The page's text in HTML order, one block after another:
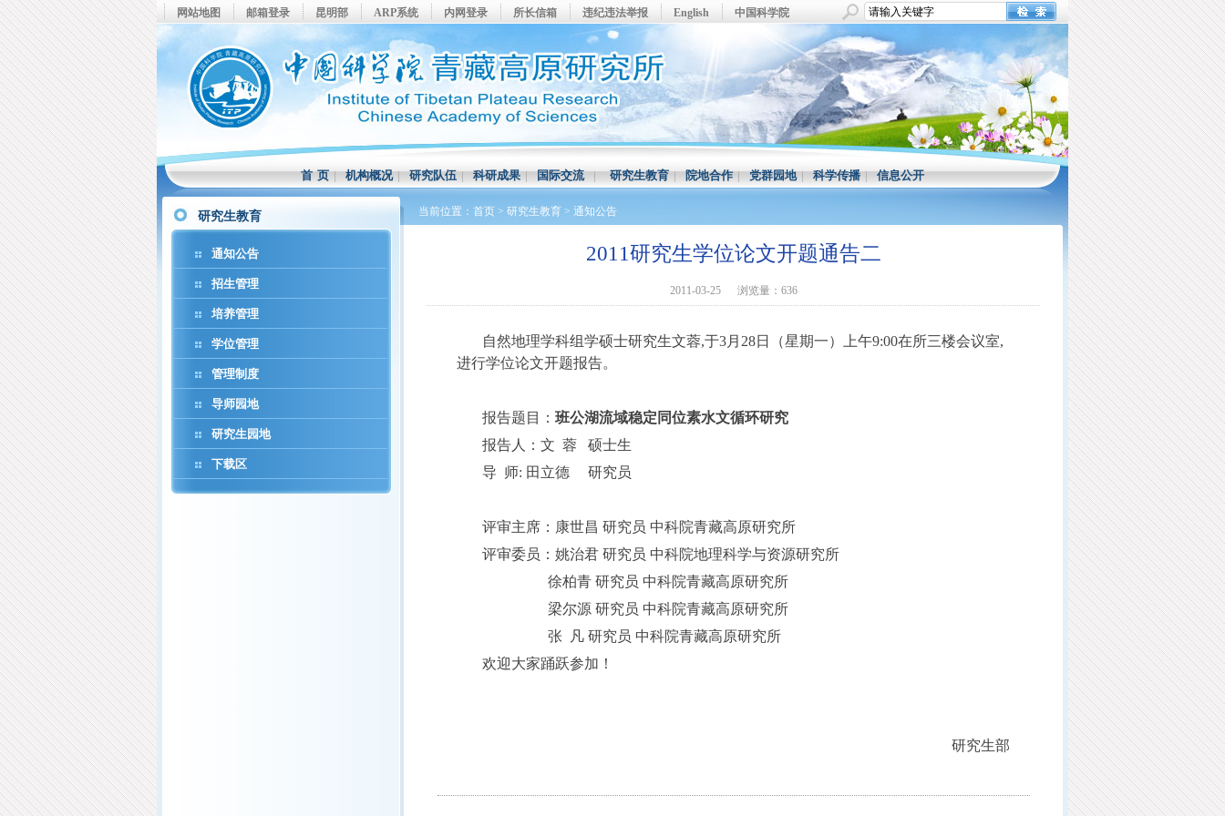
网站地图 邮箱登录 昆明部 ARP系统 内网登录 所长信箱 违纪违法举报 English 中国科学院
首 页|机构概况|研究队伍|科研成果|国际交流|研究生教育|院地合作|党群园地|科学传播|信息公开
研究生教育
通知公告
招生管理
培养管理
学位管理
管理制度
导师园地
研究生园地
下载区
当前位置： 首页 > 研究生教育 > 通知公告
2011研究生学位论文开题通告二
2011-03-25 浏览量：636
自然地理学科组学硕士研究生文蓉,于3月28日（星期一）上午9:00在所三楼会议室,
进行学位论文开题报告。
报告题目： 班公湖流域稳定同位素水文循环研究
报告人：文 蓉 硕士生
导 师: 田立德 研究员
评审主席：康世昌 研究员 中科院青藏高原研究所
评审委员：姚治君 研究员 中科院地理科学与资源研究所
徐柏青 研究员 中科院青藏高原研究所
梁尔源 研究员 中科院青藏高原研究所
张 凡 研究员 中科院青藏高原研究所
欢迎大家踊跃参加！
研究生部